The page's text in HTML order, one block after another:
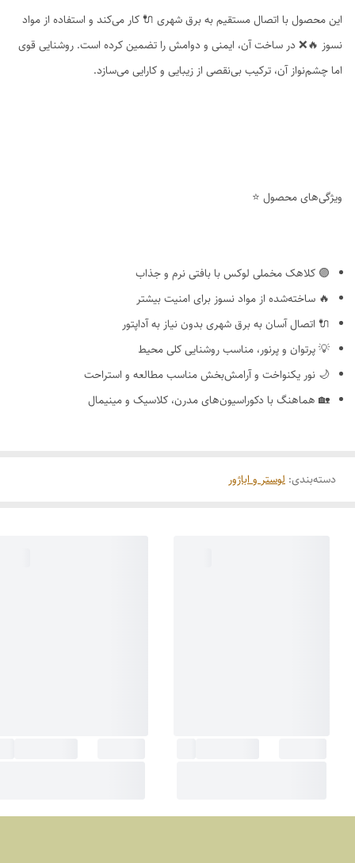
این محصول با اتصال مستقیم به برق شهری 🔌 کار می‌کند و استفاده از مواد
نسوز 🔥❌ در ساخت آن، ایمنی و دوامش را تضمین کرده است. روشنایی قوی
اما چشم‌نواز آن، ترکیب بی‌نقصی از زیبایی و کارایی می‌سازد.
ویژگی‌های محصول ⭐
🟣 کلاهک مخملی لوکس با بافتی نرم و جذاب
🔥 ساخته‌شده از مواد نسوز برای امنیت بیشتر
🔌 اتصال آسان به برق شهری بدون نیاز به آداپتور
💡 پرتوان و پرنور، مناسب روشنایی کلی محیط
🌙 نور یکنواخت و آرامش‌بخش مناسب مطالعه و استراحت
🏡 هماهنگ با دکوراسیون‌های مدرن، کلاسیک و مینیمال
دسته‌بندی: لوستر و اباژور